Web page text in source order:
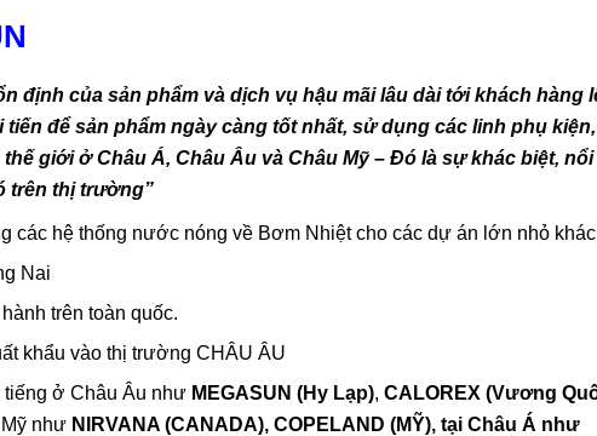
định của sản phẩm và dịch vụ hậu mãi lâu dài tới khách hàng
để sản phẩm ngày càng tốt nhất, sử dụng các linh phụ
giới ở Châu Á, Châu Âu và Châu Mỹ – Đó là sự khác biệt, nổi
trên thị trường”
các hệ thống nước nóng về Bơm Nhiệt cho các dự án lớn nhỏ
Nai
trên toàn quốc.
khẩu vào thị trường CHÂU ÂU
tiếng ở Châu Âu như MEGASUN (Hy Lạp), CALOREX (Vương
như NIRVANA (CANADA), COPELAND (MỸ), tại Châu Á như